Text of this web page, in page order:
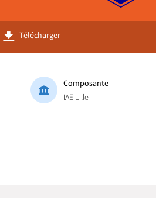
Télécharger
Composante
IAE Lille